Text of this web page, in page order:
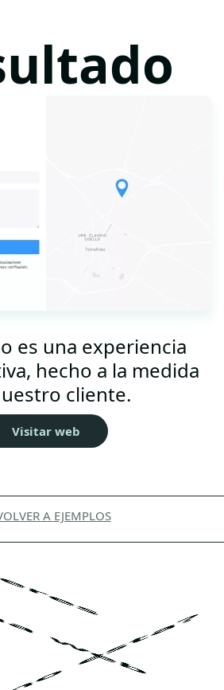
es una experiencia
hecho a la medida
cliente.
Visitar web
A EJEMPLOS
web